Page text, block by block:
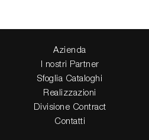
Azienda
I nostri Partner
Sfoglia Cataloghi
Realizzazioni
Divisione Contract
Contatti